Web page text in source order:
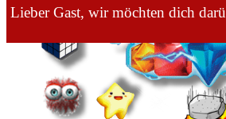
Lieber Gast, wir möchten dich